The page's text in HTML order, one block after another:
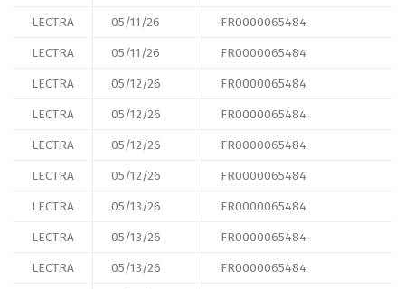
LECTRA
05/11/26
FR0000065484
LECTRA
05/11/26
FR0000065484
LECTRA
05/12/26
FR0000065484
LECTRA
05/12/26
FR0000065484
LECTRA
05/12/26
FR0000065484
LECTRA
05/12/26
FR0000065484
LECTRA
05/13/26
FR0000065484
LECTRA
05/13/26
FR0000065484
LECTRA
05/13/26
FR0000065484